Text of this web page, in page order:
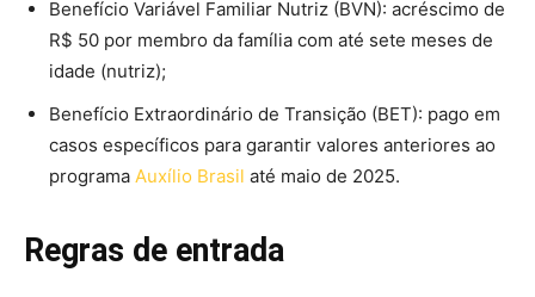
Benefício Variável Familiar Nutriz (BVN): acréscimo de
R$ 50 por membro da família com até sete meses de
idade (nutriz);
Benefício Extraordinário de Transição (BET): pago em
casos específicos para garantir valores anteriores ao
programa Auxílio Brasil até maio de 2025.
Regras de entrada